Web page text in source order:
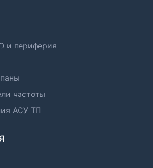
и периферия
частоты
АСУ ТП